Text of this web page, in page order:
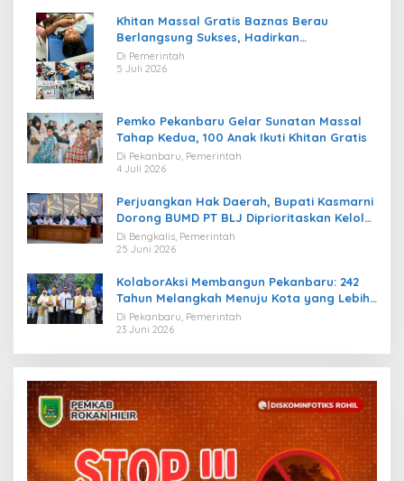
Khitan Massal Gratis Baznas Berau
Berlangsung Sukses, Hadirkan
Kebahagiaan bagi Puluhan Anak
Di Pemerintah
5 Juli 2026
Pemko Pekanbaru Gelar Sunatan Massal
Tahap Kedua, 100 Anak Ikuti Khitan Gratis
Di Pekanbaru, Pemerintah
4 Juli 2026
Perjuangkan Hak Daerah, Bupati Kasmarni
Dorong BUMD PT BLJ Diprioritaskan Kelola
Migas
Di Bengkalis, Pemerintah
25 Juni 2026
KolaborAksi Membangun Pekanbaru: 242
Tahun Melangkah Menuju Kota yang Lebih
Maju
Di Pekanbaru, Pemerintah
23 Juni 2026